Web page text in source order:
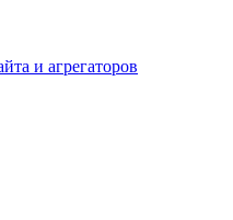
и агрегаторов